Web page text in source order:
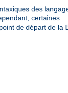
des
certaines
de départ de la